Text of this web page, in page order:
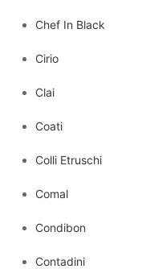
Chef In Black
Cirio
Clai
Coati
Colli Etruschi
Comal
Condibon
Contadini